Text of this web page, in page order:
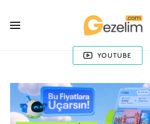
YOUTUBE